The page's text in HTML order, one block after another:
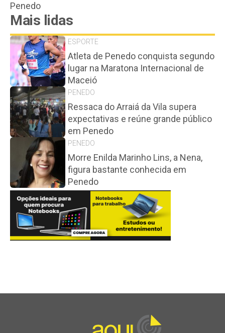
Penedo
Mais lidas
ESPORTE
Atleta de Penedo conquista segundo
lugar na Maratona Internacional de
Maceió
PENEDO
Ressaca do Arraiá da Vila supera
expectativas e reúne grande público
em Penedo
PENEDO
Morre Enilda Marinho Lins, a Nena,
figura bastante conhecida em
Penedo